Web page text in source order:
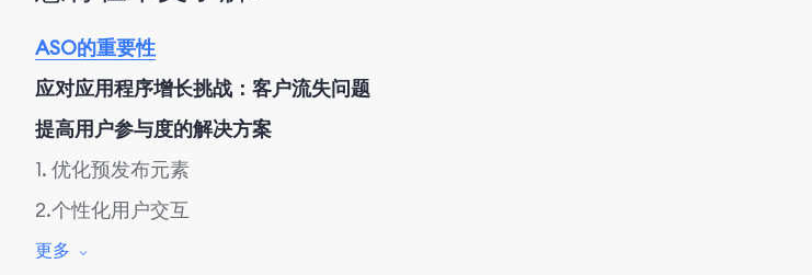
ASO的重要性
应对应用程序增长挑战：客户流失问题
提高用户参与度的解决方案
1. 优化预发布元素
2.个性化用户交互
3. 保持应用新鲜
更多